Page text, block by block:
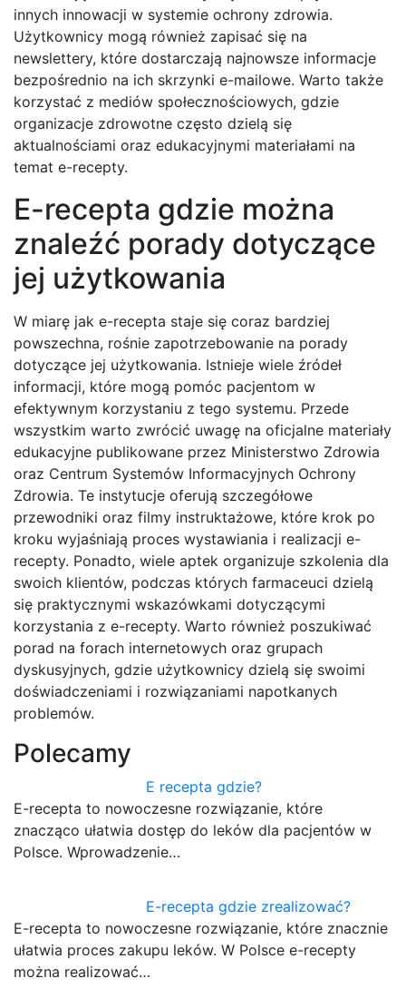
innych innowacji w systemie ochrony zdrowia.
Użytkownicy mogą również zapisać się na
newslettery, które dostarczają najnowsze informacje
bezpośrednio na ich skrzynki e-mailowe. Warto także
korzystać z mediów społecznościowych, gdzie
organizacje zdrowotne często dzielą się
aktualnościami oraz edukacyjnymi materiałami na
temat e-recepty.
E-recepta gdzie można
znaleźć porady dotyczące
jej użytkowania
W miarę jak e-recepta staje się coraz bardziej
powszechna, rośnie zapotrzebowanie na porady
dotyczące jej użytkowania. Istnieje wiele źródeł
informacji, które mogą pomóc pacjentom w
efektywnym korzystaniu z tego systemu. Przede
wszystkim warto zwrócić uwagę na oficjalne materiały
edukacyjne publikowane przez Ministerstwo Zdrowia
oraz Centrum Systemów Informacyjnych Ochrony
Zdrowia. Te instytucje oferują szczegółowe
przewodniki oraz filmy instruktażowe, które krok po
kroku wyjaśniają proces wystawiania i realizacji e-
recepty. Ponadto, wiele aptek organizuje szkolenia dla
swoich klientów, podczas których farmaceuci dzielą
się praktycznymi wskazówkami dotyczącymi
korzystania z e-recepty. Warto również poszukiwać
porad na forach internetowych oraz grupach
dyskusyjnych, gdzie użytkownicy dzielą się swoimi
doświadczeniami i rozwiązaniami napotkanych
problemów.
Polecamy
E recepta gdzie?
E-recepta to nowoczesne rozwiązanie, które
znacząco ułatwia dostęp do leków dla pacjentów w
Polsce. Wprowadzenie…
E-recepta gdzie zrealizować?
E-recepta to nowoczesne rozwiązanie, które znacznie
ułatwia proces zakupu leków. W Polsce e-recepty
można realizować…